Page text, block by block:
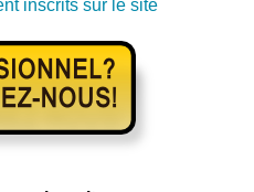
inscrits sur le site